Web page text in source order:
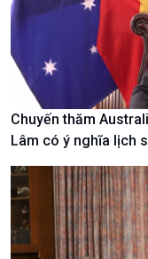
Chuyến thăm
Lâm có ý nghĩa lịch